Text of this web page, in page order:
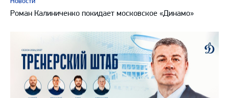
Роман Калиниченко покидает московское «Динамо»